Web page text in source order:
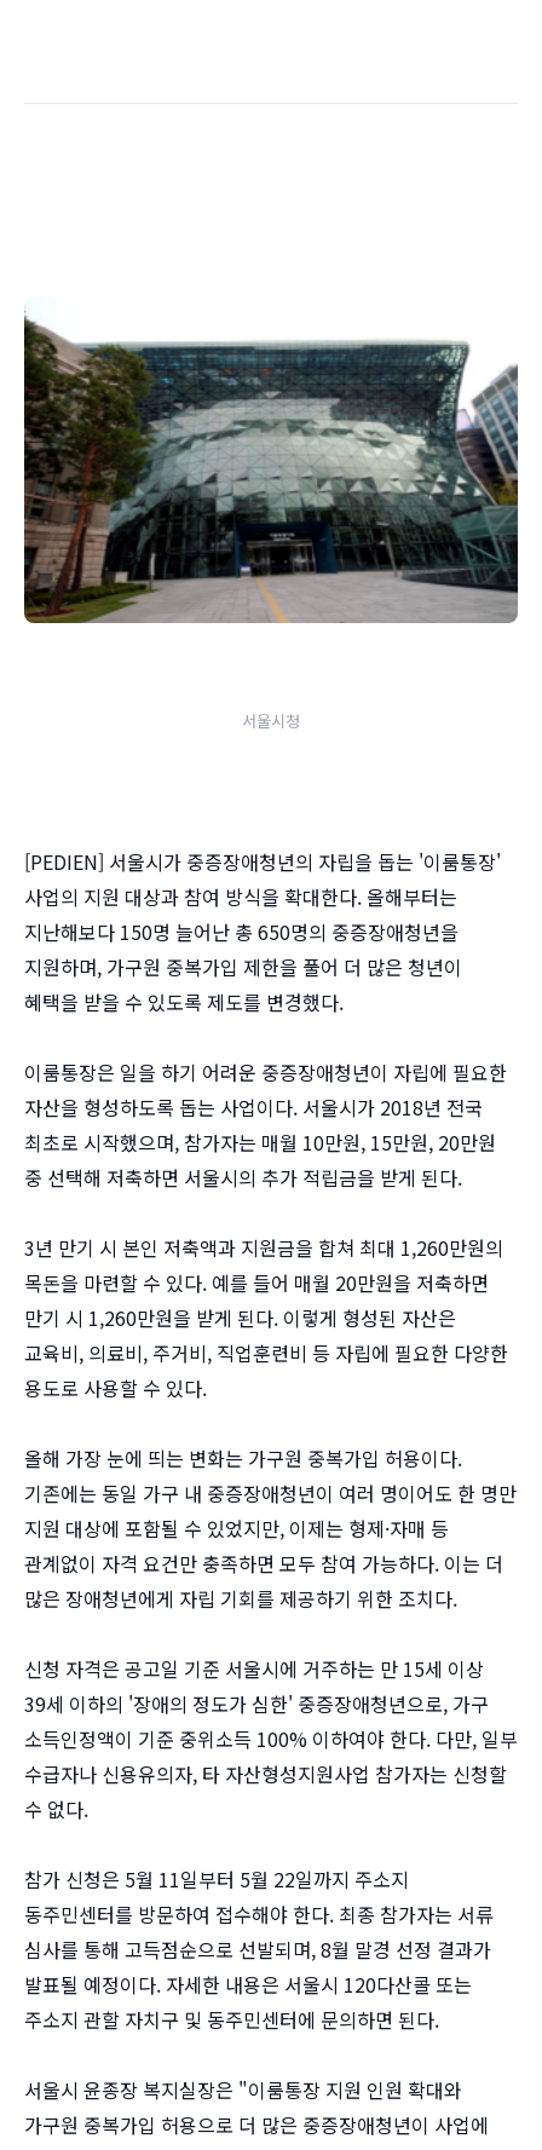
서울시청
[PEDIEN] 서울시가 중증장애청년의 자립을 돕는 '이룸통장'
사업의 지원 대상과 참여 방식을 확대한다. 올해부터는
지난해보다 150명 늘어난 총 650명의 중증장애청년을
지원하며, 가구원 중복가입 제한을 풀어 더 많은 청년이
혜택을 받을 수 있도록 제도를 변경했다.
이룸통장은 일을 하기 어려운 중증장애청년이 자립에 필요한
자산을 형성하도록 돕는 사업이다. 서울시가 2018년 전국
최초로 시작했으며, 참가자는 매월 10만원, 15만원, 20만원
중 선택해 저축하면 서울시의 추가 적립금을 받게 된다.
3년 만기 시 본인 저축액과 지원금을 합쳐 최대 1,260만원의
목돈을 마련할 수 있다. 예를 들어 매월 20만원을 저축하면
만기 시 1,260만원을 받게 된다. 이렇게 형성된 자산은
교육비, 의료비, 주거비, 직업훈련비 등 자립에 필요한 다양한
용도로 사용할 수 있다.
올해 가장 눈에 띄는 변화는 가구원 중복가입 허용이다.
기존에는 동일 가구 내 중증장애청년이 여러 명이어도 한 명만
지원 대상에 포함될 수 있었지만, 이제는 형제·자매 등
관계없이 자격 요건만 충족하면 모두 참여 가능하다. 이는 더
많은 장애청년에게 자립 기회를 제공하기 위한 조치다.
신청 자격은 공고일 기준 서울시에 거주하는 만 15세 이상
39세 이하의 '장애의 정도가 심한' 중증장애청년으로, 가구
소득인정액이 기준 중위소득 100% 이하여야 한다. 다만, 일부
수급자나 신용유의자, 타 자산형성지원사업 참가자는 신청할
수 없다.
참가 신청은 5월 11일부터 5월 22일까지 주소지
동주민센터를 방문하여 접수해야 한다. 최종 참가자는 서류
심사를 통해 고득점순으로 선발되며, 8월 말경 선정 결과가
발표될 예정이다. 자세한 내용은 서울시 120다산콜 또는
주소지 관할 자치구 및 동주민센터에 문의하면 된다.
서울시 윤종장 복지실장은 "이룸통장 지원 인원 확대와
가구원 중복가입 허용으로 더 많은 중증장애청년이 사업에